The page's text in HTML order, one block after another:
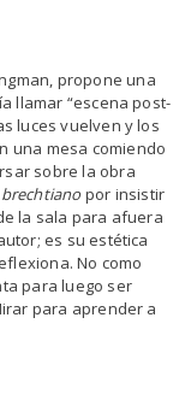
propone una
llamar “escena post-
luces vuelven y los
una mesa comiendo
sobre la obra
brechtiano por insistir
la sala para afuera
es su estética
No como
para luego ser
para aprender a